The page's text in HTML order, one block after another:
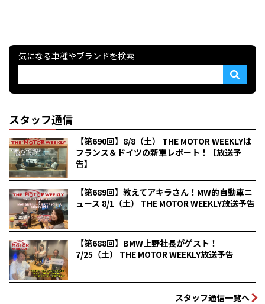
気になる車種やブランドを検索
スタッフ通信
【第690回】8/8（土） THE MOTOR WEEKLYは
フランス＆ドイツの新車レポート！【放送予
告】
【第689回】教えてアキラさん！MW的自動車ニ
ュース 8/1（土） THE MOTOR WEEKLY放送予告
【第688回】BMW上野社長がゲスト！
7/25（土） THE MOTOR WEEKLY放送予告
スタッフ通信一覧へ